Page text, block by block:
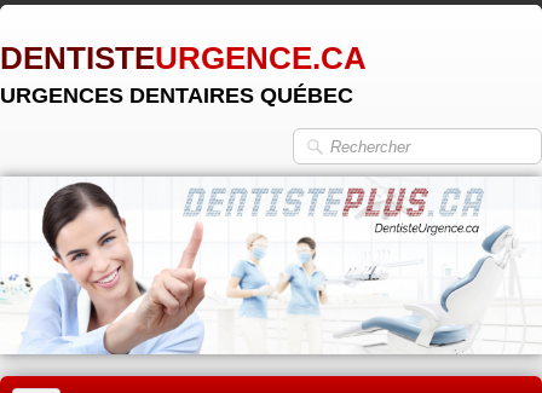
DENTISTEURGENCE.CA
URGENCES DENTAIRES QUÉBEC